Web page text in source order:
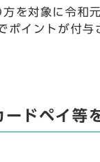
を対象に令和
イントが付
ドペイ等